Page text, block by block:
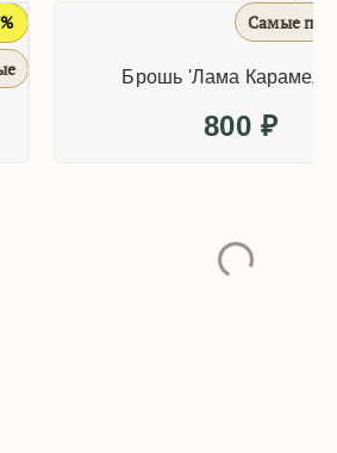
Самые популярные